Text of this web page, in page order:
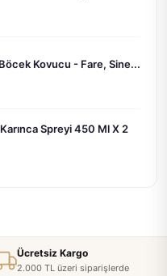
Kovucu - Fare, Sine...
Spreyi 450 Ml X 2
Ücretsiz Kargo
2.000 TL üzeri siparişlerde